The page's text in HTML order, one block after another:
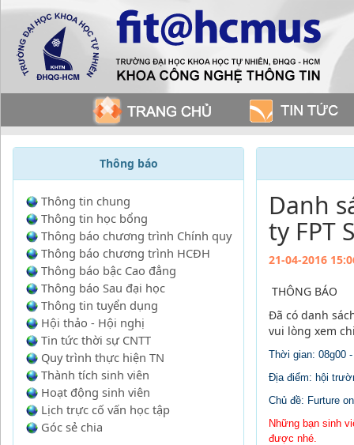
Thông báo
Thông tin chung
Thông tin học bổng
Thông báo chương trình Chính quy
Thông báo chương trình HCĐH
Thông báo bậc Cao đẳng
Thông báo Sau đại học
Thông tin tuyển dụng
Hội thảo - Hội nghị
Tin tức thời sự CNTT
Quy trình thực hiện TN
Thành tích sinh viên
Hoạt động sinh viên
Lịch trực cố vấn học tập
Góc sẻ chia
Danh
ty FPT
21-04-2016
THÔNG BÁO
Đã có danh
vui lòng xem
Thời gian: 08g00
Địa điểm: hội
Chủ đề: Furture
Những bạn sinh
được nhé.